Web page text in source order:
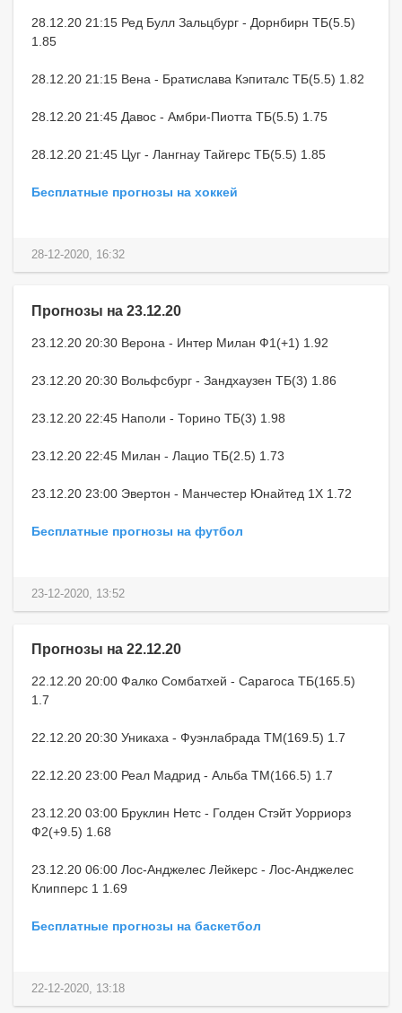
28.12.20 21:15 Ред Булл Зальцбург - Дорнбирн ТБ(5.5)
1.85
28.12.20 21:15 Вена - Братислава Кэпиталс ТБ(5.5) 1.82
28.12.20 21:45 Давос - Амбри-Пиотта ТБ(5.5) 1.75
28.12.20 21:45 Цуг - Лангнау Тайгерс ТБ(5.5) 1.85
Бесплатные прогнозы на хоккей
28-12-2020, 16:32
Прогнозы на 23.12.20
23.12.20 20:30 Верона - Интер Милан Ф1(+1) 1.92
23.12.20 20:30 Вольфсбург - Зандхаузен ТБ(3) 1.86
23.12.20 22:45 Наполи - Торино ТБ(3) 1.98
23.12.20 22:45 Милан - Лацио ТБ(2.5) 1.73
23.12.20 23:00 Эвертон - Манчестер Юнайтед 1X 1.72
Бесплатные прогнозы на футбол
23-12-2020, 13:52
Прогнозы на 22.12.20
22.12.20 20:00 Фалко Сомбатхей - Сарагоса ТБ(165.5)
1.7
22.12.20 20:30 Уникаха - Фуэнлабрада ТМ(169.5) 1.7
22.12.20 23:00 Реал Мадрид - Альба ТМ(166.5) 1.7
23.12.20 03:00 Бруклин Нетс - Голден Стэйт Уорриорз
Ф2(+9.5) 1.68
23.12.20 06:00 Лос-Анджелес Лейкерс - Лос-Анджелес
Клипперс 1 1.69
Бесплатные прогнозы на баскетбол
22-12-2020, 13:18